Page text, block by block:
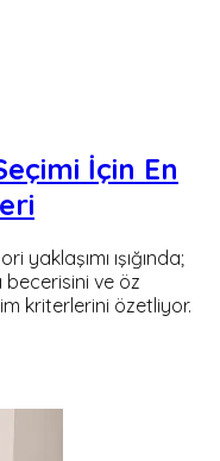
İçin En
yaklaşımı ışığında;
becerisini ve öz
kriterlerini özetliyor.